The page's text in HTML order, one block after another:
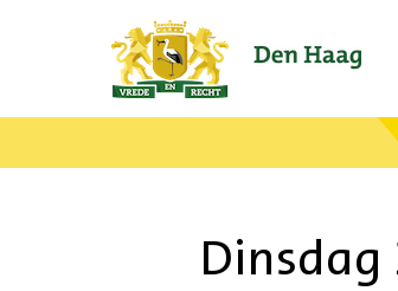
Ga
naar
de
Dinsdag